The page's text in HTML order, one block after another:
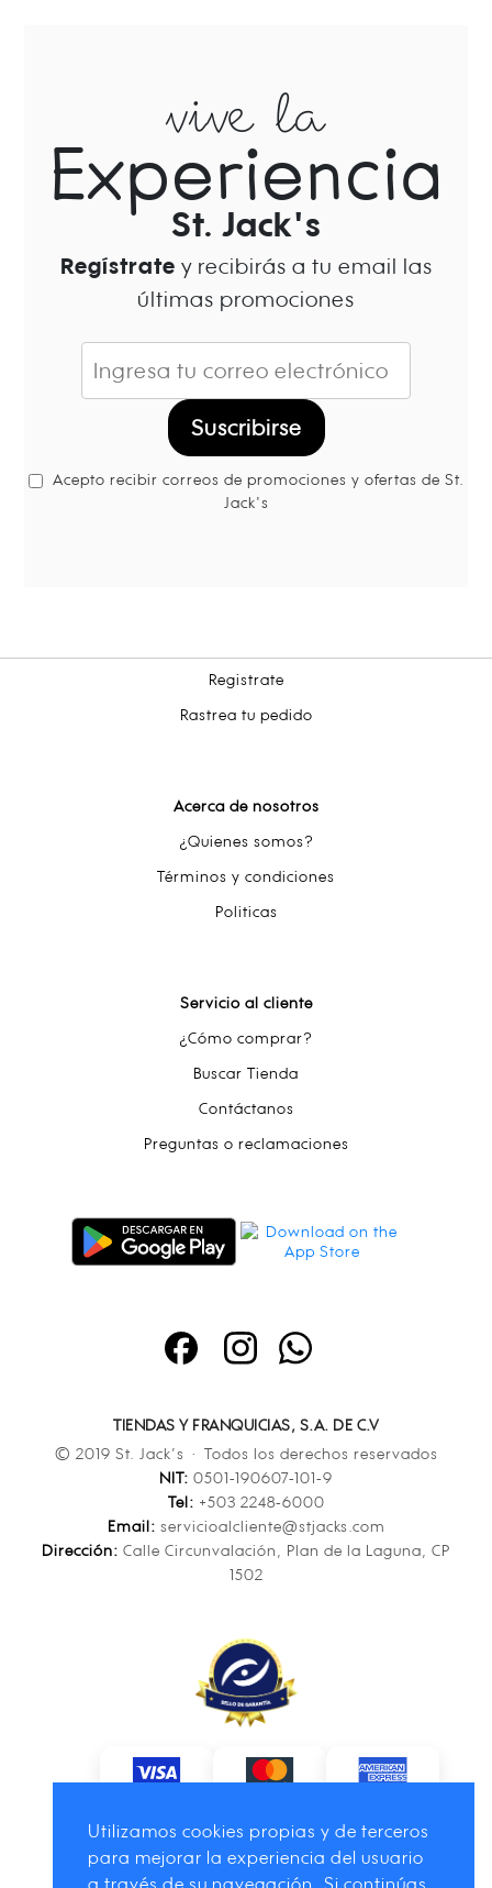
Utilizamos cookies propias y de terceros
para mejorar la experiencia del usuario
vive la
Experiencia
St. Jack's
Regístrate y recibirás a tu email las
últimas promociones
Suscribirse
Acepto recibir correos de promociones y ofertas de St.
Jack's
Registrate
Rastrea tu pedido
Acerca de nosotros
¿Quienes somos?
Términos y condiciones
Politicas
Servicio al cliente
¿Cómo comprar?
Buscar Tienda
Contáctanos
Preguntas o reclamaciones
TIENDAS Y FRANQUICIAS, S.A. DE C.V
© 2019 St. Jack’s · Todos los derechos reservados
NIT: 0501-190607-101-9
Tel: +503 2248-6000
Email: servicioalcliente@stjacks.com
Dirección: Calle Circunvalación, Plan de la Laguna, CP
1502